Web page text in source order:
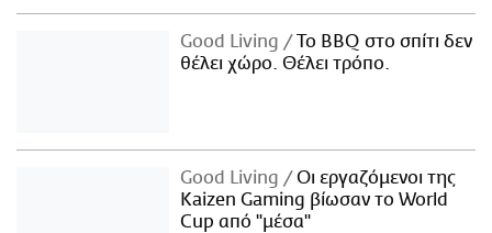
Good Living
Το BBQ στο σπίτι δεν
θέλει χώρο. Θέλει τρόπο.
Good Living
Οι εργαζόμενοι της
Kaizen Gaming βίωσαν το World
Cup από "μέσα"